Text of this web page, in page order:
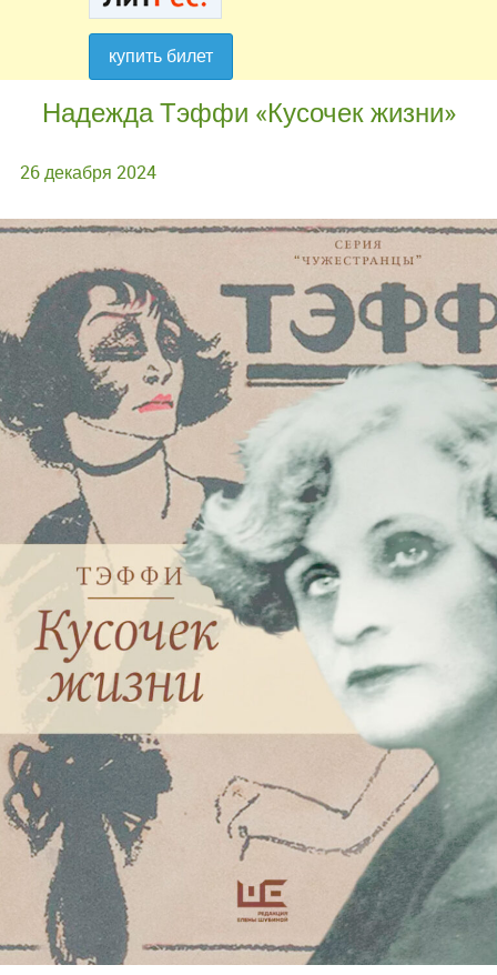
купить билет
купить билет
Надежда Тэффи «Кусочек жизни»
26 декабря 2024